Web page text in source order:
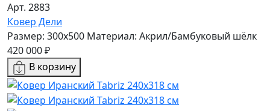
Арт. 2883
Ковер Дели
Размер: 300х500 Материал: Акрил/Бамбуковый шёлк
420 000 ₽
В корзину